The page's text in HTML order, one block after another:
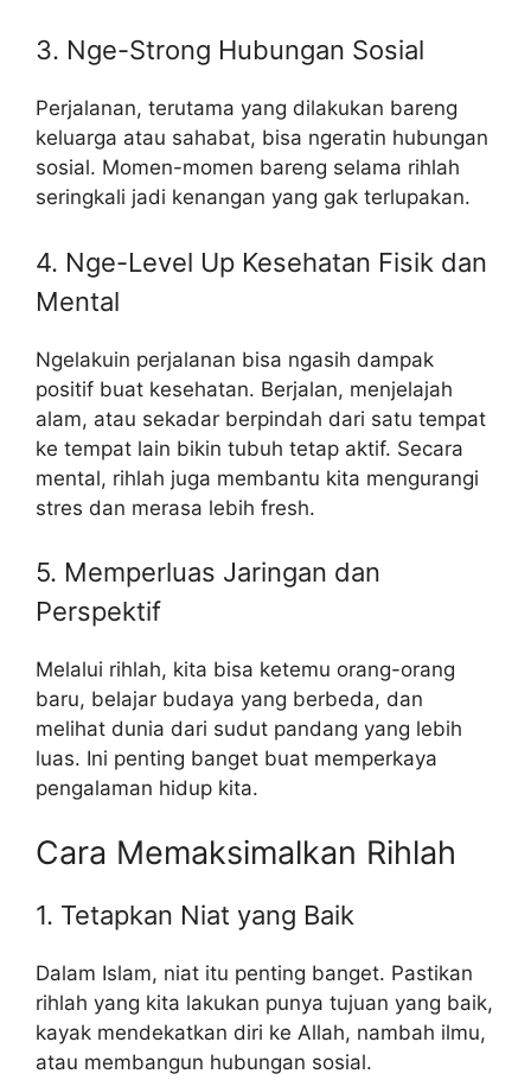
3. Nge-Strong Hubungan Sosial
Perjalanan, terutama yang dilakukan bareng
keluarga atau sahabat, bisa ngeratin hubungan
sosial. Momen-momen bareng selama rihlah
seringkali jadi kenangan yang gak terlupakan.
4. Nge-Level Up Kesehatan Fisik dan
Mental
Ngelakuin perjalanan bisa ngasih dampak
positif buat kesehatan. Berjalan, menjelajah
alam, atau sekadar berpindah dari satu tempat
ke tempat lain bikin tubuh tetap aktif. Secara
mental, rihlah juga membantu kita mengurangi
stres dan merasa lebih fresh.
5. Memperluas Jaringan dan
Perspektif
Melalui rihlah, kita bisa ketemu orang-orang
baru, belajar budaya yang berbeda, dan
melihat dunia dari sudut pandang yang lebih
luas. Ini penting banget buat memperkaya
pengalaman hidup kita.
Cara Memaksimalkan Rihlah
1. Tetapkan Niat yang Baik
Dalam Islam, niat itu penting banget. Pastikan
rihlah yang kita lakukan punya tujuan yang baik,
kayak mendekatkan diri ke Allah, nambah ilmu,
atau membangun hubungan sosial.